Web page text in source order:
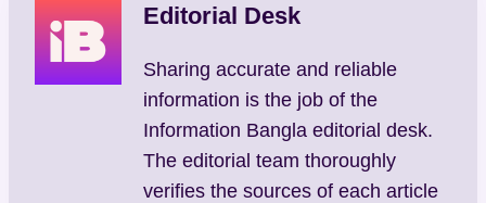
Editorial Desk
Sharing accurate and reliable
information is the job of the
Information Bangla editorial desk.
The editorial team thoroughly
verifies the sources of each article